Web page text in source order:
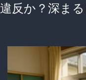
違反か？深ま